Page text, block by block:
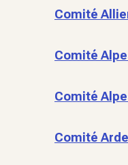
Comité
Comité
Comité
Comité